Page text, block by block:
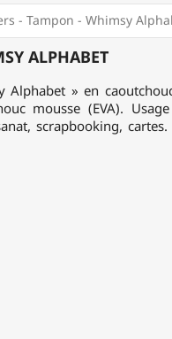
- Tampon - Whimsy
ALPHABET
Alphabet » en
mousse (EVA).
scrapbooking,